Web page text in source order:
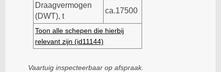
Draagvermogen
(DWT), t
ca.17500
Toon alle schepen die hierbij
relevant zijn (id11144)
Vaartuig inspecteerbaar op afspraak.